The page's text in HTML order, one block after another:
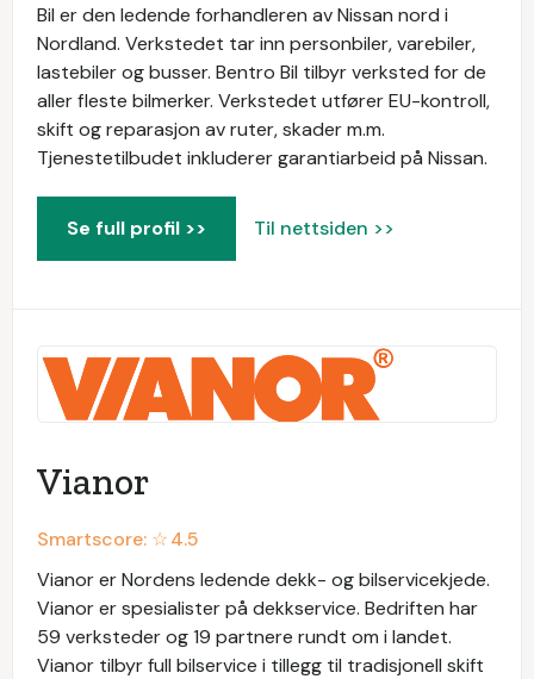
Bil er den ledende forhandleren av Nissan nord i
Nordland. Verkstedet tar inn personbiler, varebiler,
lastebiler og busser. Bentro Bil tilbyr verksted for de
aller fleste bilmerker. Verkstedet utfører EU-kontroll,
skift og reparasjon av ruter, skader m.m.
Tjenestetilbudet inkluderer garantiarbeid på Nissan.
Se full profil >> Til nettsiden >>
Vianor
Smartscore: ☆4.5
Vianor er Nordens ledende dekk- og bilservicekjede.
Vianor er spesialister på dekkservice. Bedriften har
59 verksteder og 19 partnere rundt om i landet.
Vianor tilbyr full bilservice i tillegg til tradisjonell skift